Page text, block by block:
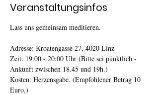
Veranstaltungsinfos
Lass uns gemeinsam meditieren.
Adresse: Kroatengasse 27, 4020 Linz
Zeit: 19:00 - 20:00 Uhr (Bitte sei pünktlich -
Ankunft zwischen 18.45 und 19h.)
Kosten: Herzensgabe. (Empfohlener Betrag 10
Euro.)